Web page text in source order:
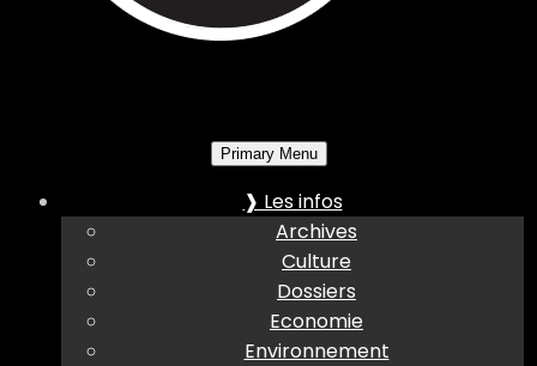
Primary Menu
❱ Les infos
Archives
Culture
Dossiers
Economie
Environnement